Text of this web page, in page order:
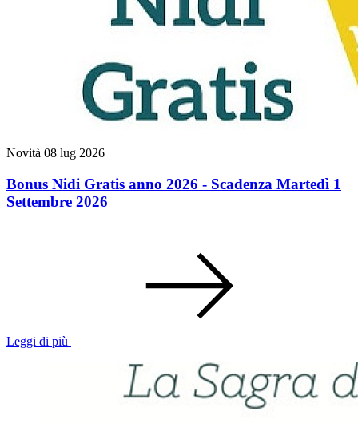
Novità 08 lug 2026
Bonus Nidi Gratis anno 2026 - Scadenza Martedì 1
Settembre 2026
Leggi di più